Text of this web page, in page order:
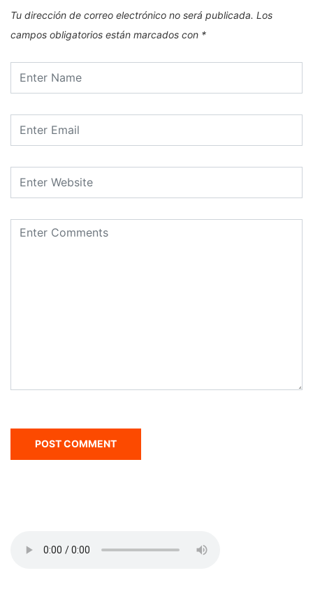
Tu dirección de correo electrónico no será publicada. Los
campos obligatorios están marcados con *